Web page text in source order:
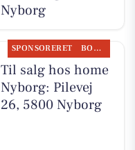
Nyborg
SPONSORERET BOLIGMARKED
Til salg hos home
Nyborg: Pilevej
26, 5800 Nyborg